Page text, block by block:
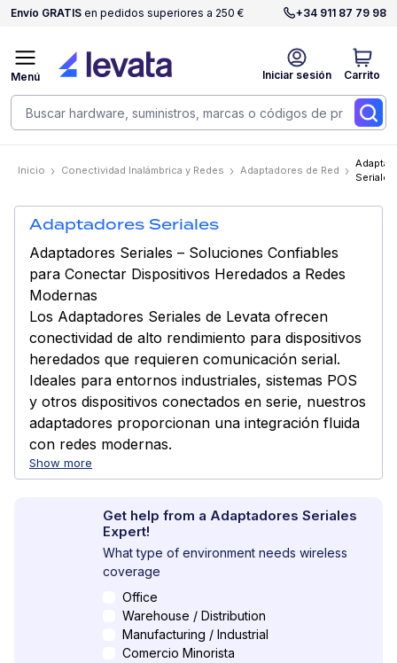
Envío GRATIS en pedidos superiores a 250 € +34 911 87 79 98
Iniciar sesión Carrito
Menú
Inicio Conectividad Inalámbrica y Redes Adaptadores de Red
Seriales
Adaptadores Seriales
Adaptadores Seriales – Soluciones Confiables
para Conectar Dispositivos Heredados a Redes
Modernas
Los Adaptadores Seriales de Levata ofrecen
conectividad de alto rendimiento para dispositivos
heredados que requieren comunicación serial.
Ideales para entornos industriales, sistemas POS
y otros dispositivos conectados en serie, nuestros
adaptadores proporcionan una integración fluida
con redes modernas.
Show more
Get help from a Adaptadores Seriales
Expert!
What type of environment needs wireless
coverage
Office
Warehouse / Distribution
Manufacturing / Industrial
Comercio Minorista